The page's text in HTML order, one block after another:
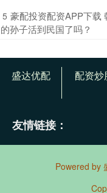
5 豪配投资配资APP下载
的孙子活到民国了吗？
盛达优配 配资炒
友情链接：
Powered by